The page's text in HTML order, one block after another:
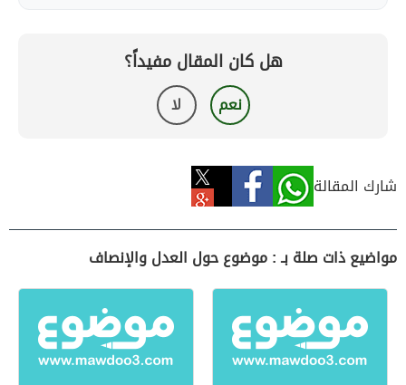
هل كان المقال مفيداً؟
نعم لا
شارك المقالة
مواضيع ذات صلة بـ : موضوع حول العدل والإنصاف